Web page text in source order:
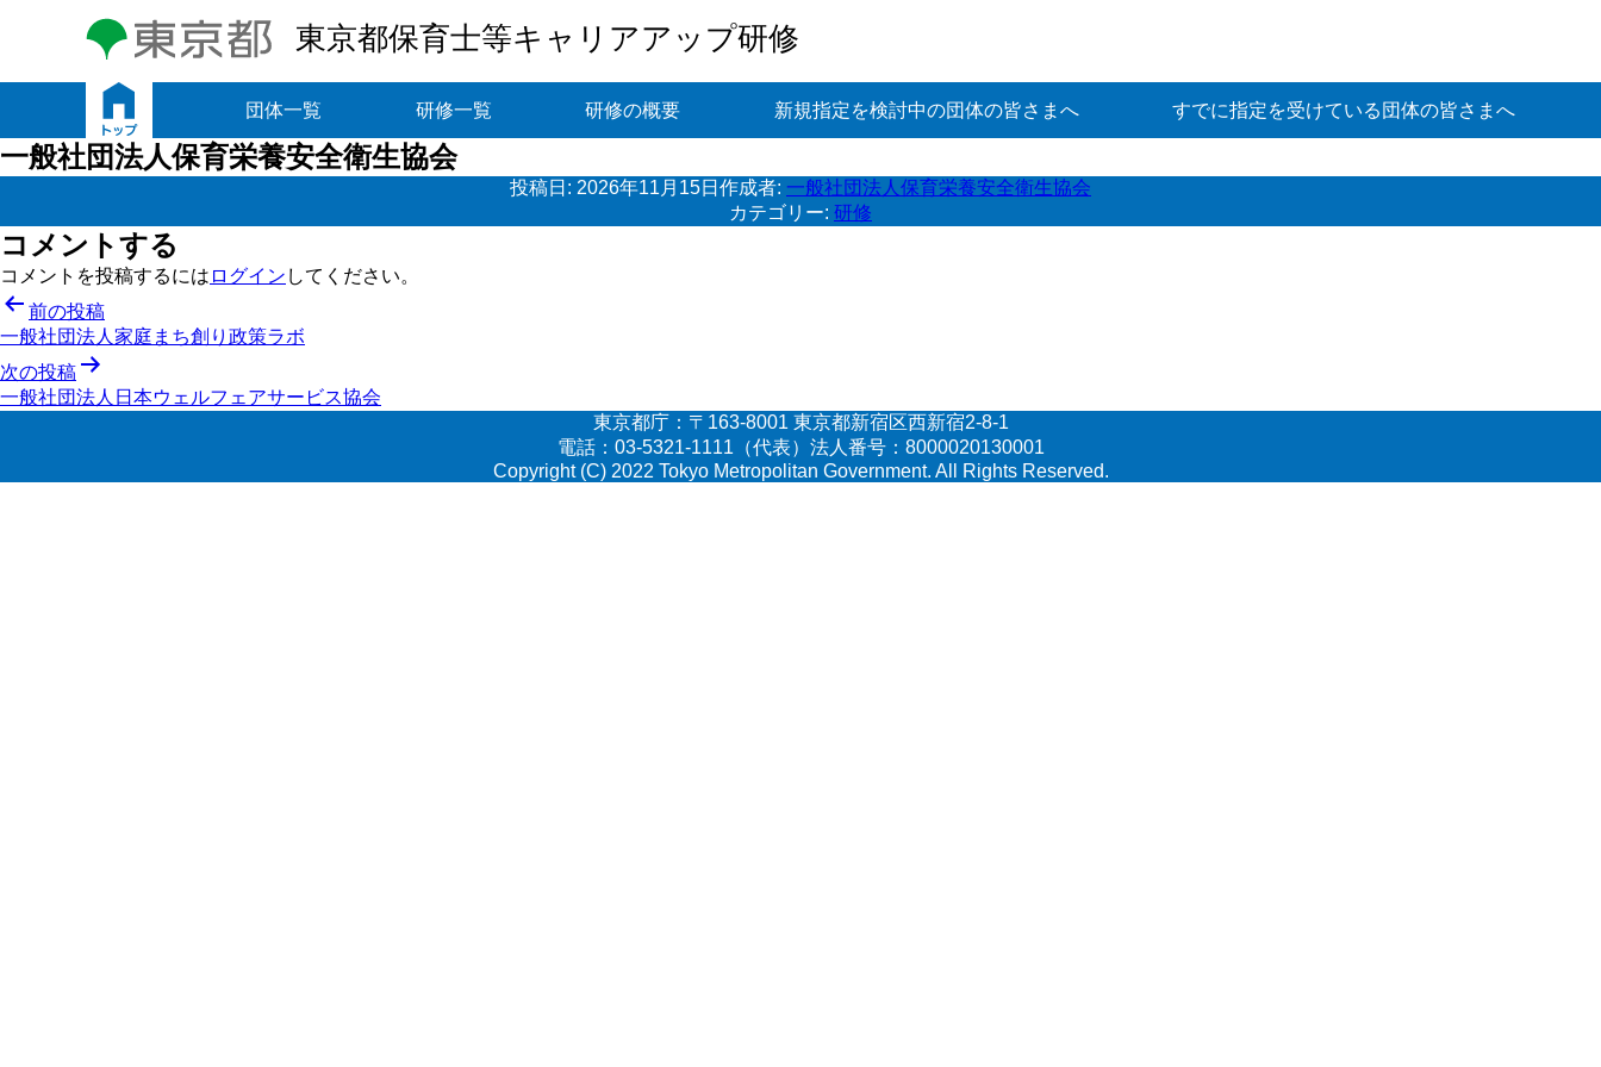
東京都保育士等キャリアアップ研修
団体一覧 研修一覧 研修の概要 新規指定を検討中の団体の皆さまへ すでに指定を受けている団体の皆さまへ
一般社団法人保育栄養安全衛生協会
投稿日: 2026年11月15日 作成者: 一般社団法人保育栄養安全衛生協会
カテゴリー: 研修
コメントする
コメントを投稿するには ログイン してください。
投
稿
ナ
ビ
前の投稿
一般社団法人家庭まち創り政策ラボ
次の投稿
一般社団法人日本ウェルフェアサービス協会
東京都庁：〒163-8001 東京都新宿区西新宿2-8-1
電話：03-5321-1111（代表）法人番号：8000020130001
Copyright (C) 2022 Tokyo Metropolitan Government. All Rights Reserved.